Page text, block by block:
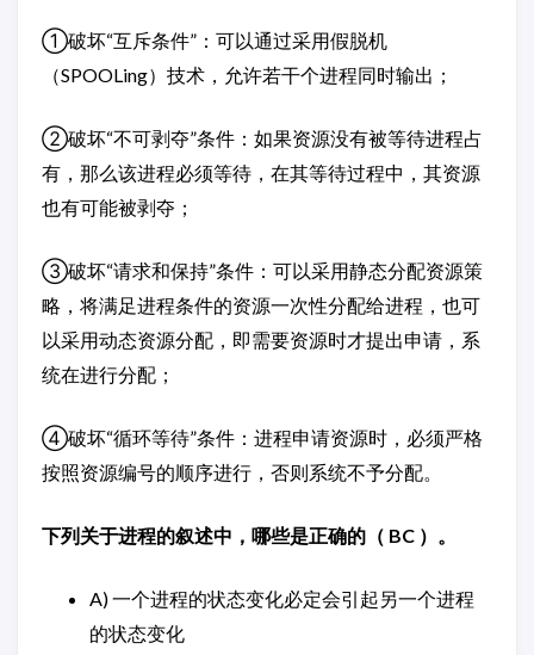
①破坏“互斥条件”：可以通过采用假脱机
（SPOOLing）技术，允许若干个进程同时输出；
②破坏“不可剥夺”条件：如果资源没有被等待进程占
有，那么该进程必须等待，在其等待过程中，其资源
也有可能被剥夺；
③破坏“请求和保持”条件：可以采用静态分配资源策
略，将满足进程条件的资源一次性分配给进程，也可
以采用动态资源分配，即需要资源时才提出申请，系
统在进行分配；
④破坏“循环等待”条件：进程申请资源时，必须严格
按照资源编号的顺序进行，否则系统不予分配。
下列关于进程的叙述中，哪些是正确的（ BC ）。
A) 一个进程的状态变化必定会引起另一个进程
的状态变化